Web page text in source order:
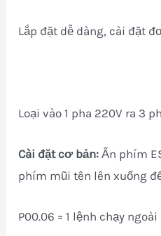
Lắp đặt dễ dàng, cài đặt
Loại vào 1 pha 220V ra 3
Cài đặt cơ bản: Ấn phím
phím mũi tên lên xuống
P00.06 = 1 lệnh chạy